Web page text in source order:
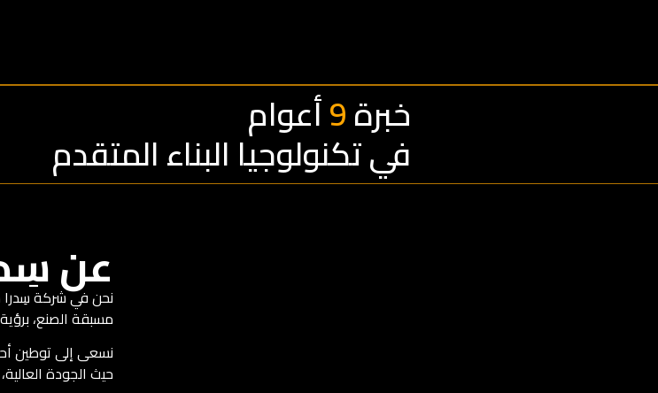
خبرة9أعوام
في تكنولوجيا البناء المتقدم
عن
نحن في شركة سِدرا
مسبقة الصنع،
نسعى إلى توطين
حيث الجودة